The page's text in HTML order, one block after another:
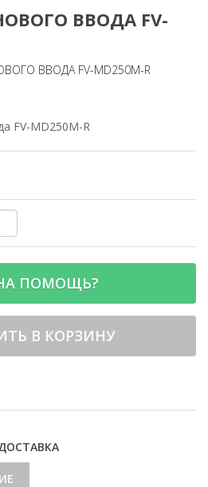
ВВОДА FV-
ВВОДА FV-MD250M-R
FV-MD250M-R
ПОМОЩЬ?
В КОРЗИНУ